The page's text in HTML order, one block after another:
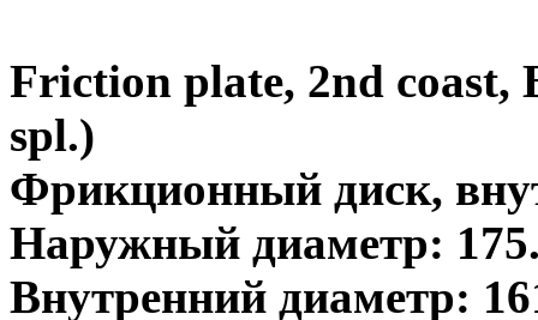
Friction plate, 2nd
spl.)
Фрикционный диск,
Наружный диаметр:
Внутренний диаметр: